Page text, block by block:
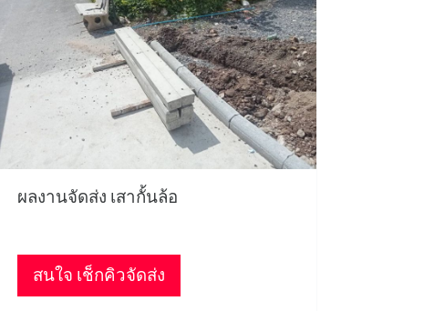
ผลงานจัดส่ง เสากั้นล้อ
สนใจ เช็กคิวจัดส่ง